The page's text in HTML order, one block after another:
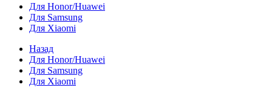
Для Honor/Huawei
Для Samsung
Для Xiaomi
Назад
Для Honor/Huawei
Для Samsung
Для Xiaomi